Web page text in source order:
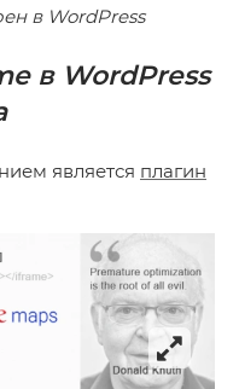
в WordPress
в WordPress
является плагин